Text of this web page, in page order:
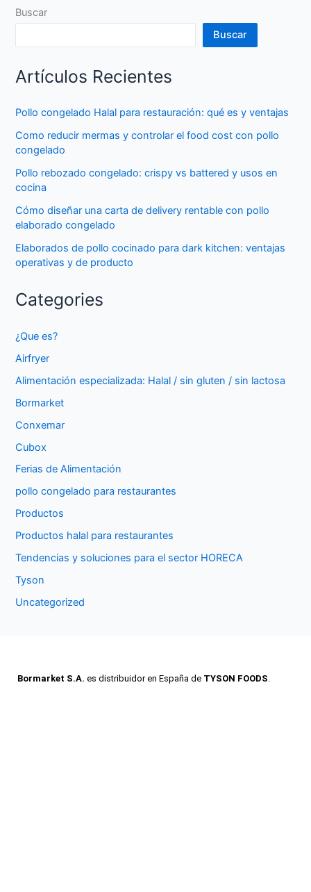
Buscar
Buscar
Artículos Recientes
Pollo congelado Halal para restauración: qué es y ventajas
Como reducir mermas y controlar el food cost con pollo
congelado
Pollo rebozado congelado: crispy vs battered y usos en
cocina
Cómo diseñar una carta de delivery rentable con pollo
elaborado congelado
Elaborados de pollo cocinado para dark kitchen: ventajas
operativas y de producto
Categories
¿Que es?
Airfryer
Alimentación especializada: Halal / sin gluten / sin lactosa
Bormarket
Conxemar
Cubox
Ferias de Alimentación
pollo congelado para restaurantes
Productos
Productos halal para restaurantes
Tendencias y soluciones para el sector HORECA
Tyson
Uncategorized
Bormarket S.A. es distribuidor en España de TYSON FOODS